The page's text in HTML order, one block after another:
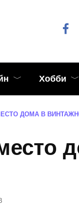
Хобби
ДОМА В